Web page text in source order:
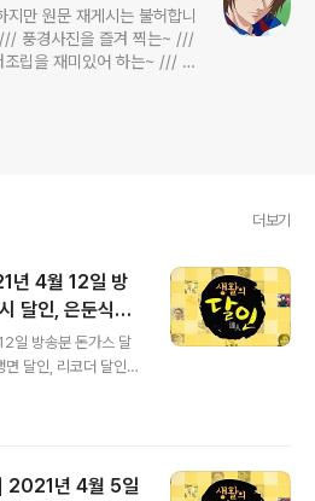
만 원문 재게시는 불허합니
풍경사진을 즐겨 찍는~ ///
립을 재미있어 하는~ /// 고
슈에 발언하는~ 不老巨
더보기
년 4월 12일 방
달인, 은둔식달
타래 케이크 달인
카츠, 강남구 신
일 방송분 돈가스 달
면 달인, 리코더 달인,
) 하영경 (女 / 39세 /
세 / 경력 17년) *장
2021년 4월 5일